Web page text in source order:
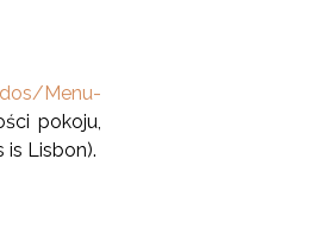
Menu-
pokoju,
Lisbon).